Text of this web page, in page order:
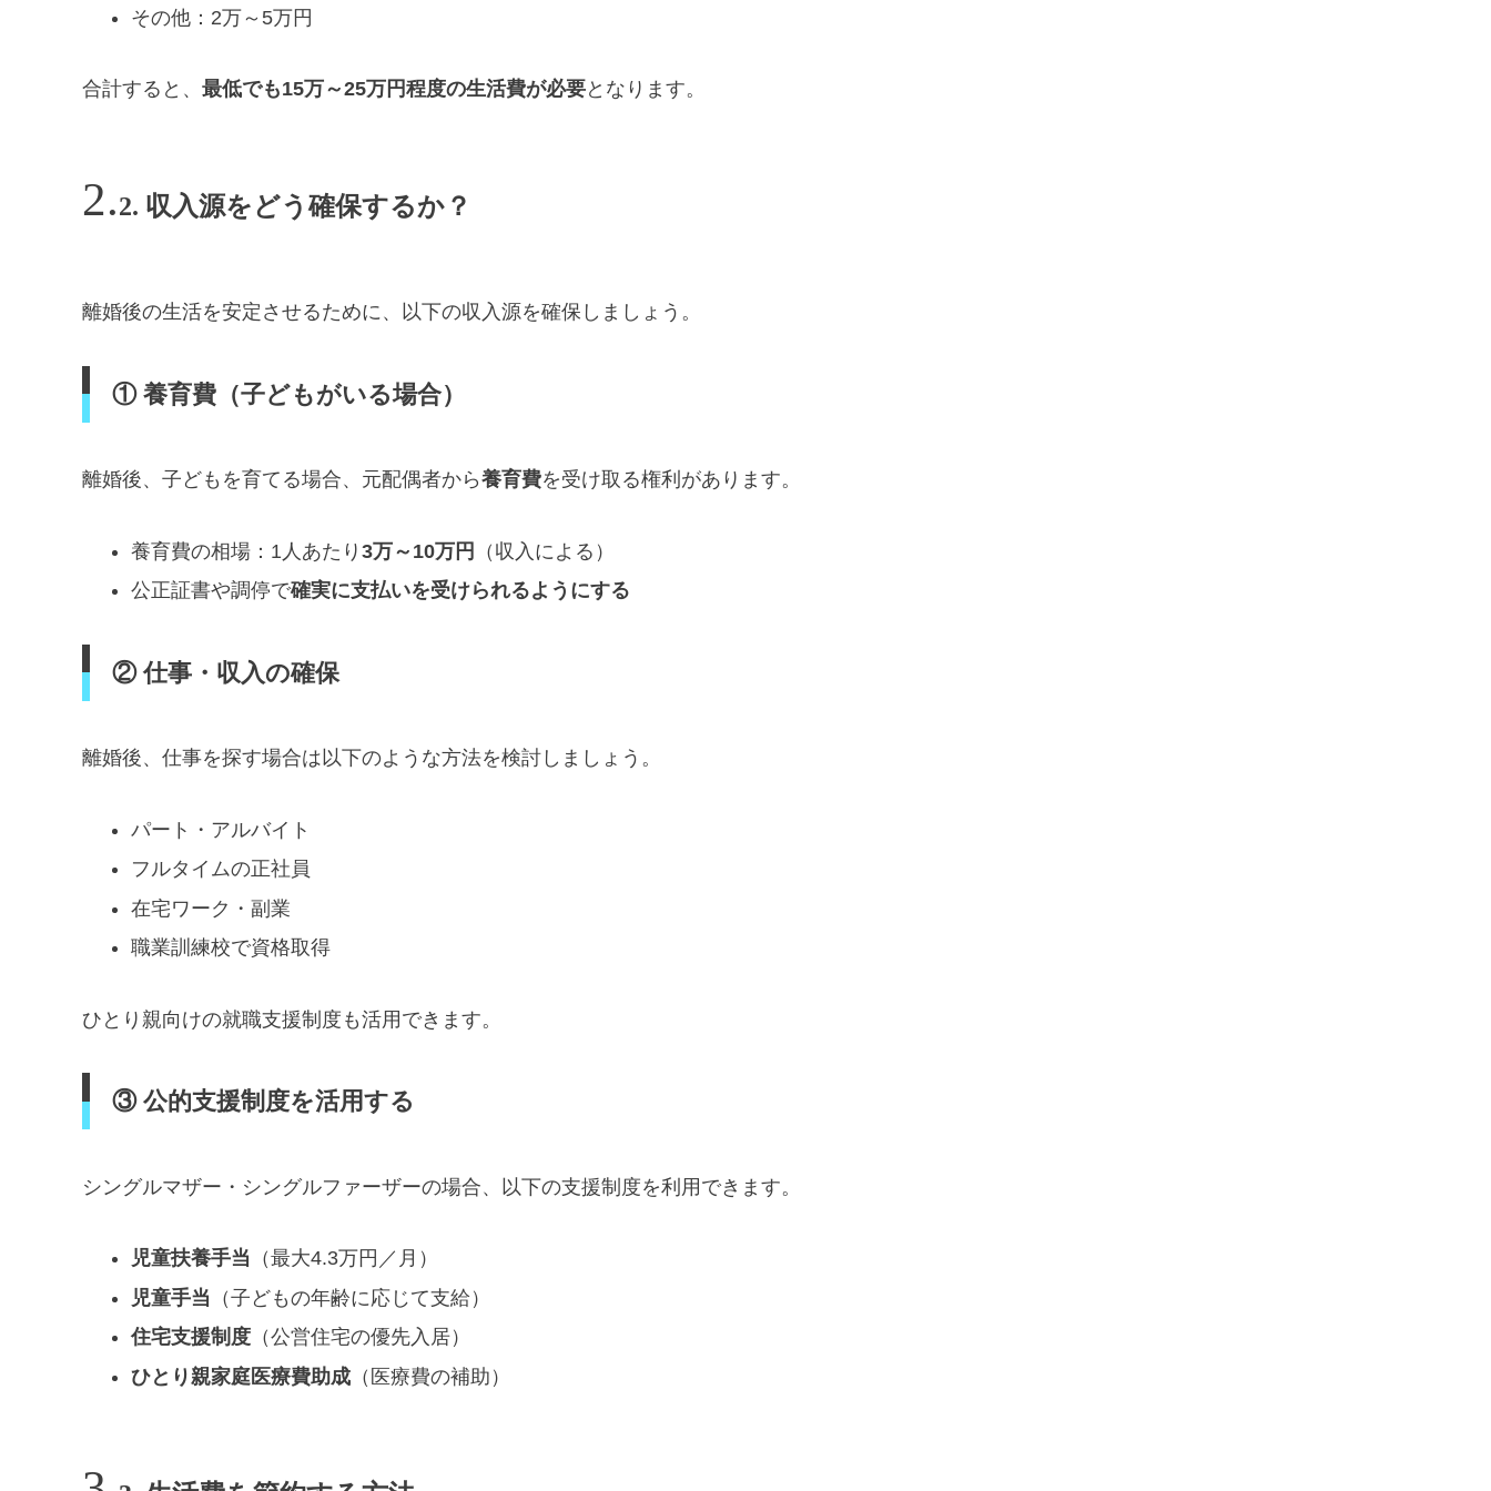
その他：2万～5万円
合計すると、 最低でも15万～25万円程度の生活費が必要となります。
2. 収入源をどう確保するか？
離婚後の生活を安定させるために、以下の収入源を確保しましょう。
① 養育費（子どもがいる場合）
離婚後、子どもを育てる場合、元配偶者から養育費を受け取る権利があります。
養育費の相場：1人あたり 3万～10万円
（収入による）
公正証書や調停で確実に支払いを受けられるようにする
② 仕事・収入の確保
離婚後、仕事を探す場合は以下のような方法を検討しましょう。
パート・アルバイト
フルタイムの正社員
在宅ワーク・副業
職業訓練校で資格取得
ひとり親向けの就職支援制度も活用できます。
③ 公的支援制度を活用する
シングルマザー・シングルファーザーの場合、以下の支援制度を利用できます。
児童扶養手当 （最大4.3万円／月）
児童手当 （子どもの年齢に応じて支給）
住宅支援制度（公営住宅の優先入居）
ひとり親家庭医療費助成（医療費の補助）